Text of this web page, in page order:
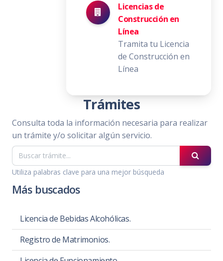
Licencias de
Construcción en
Línea
Tramita tu Licencia
de Construcción en
Línea
Trámites
Consulta toda la información necesaria para realizar
un trámite y/o solicitar algún servicio.
Utiliza palabras clave para una mejor búsqueda
Más buscados
Licencia de Bebidas Alcohólicas.
Registro de Matrimonios.